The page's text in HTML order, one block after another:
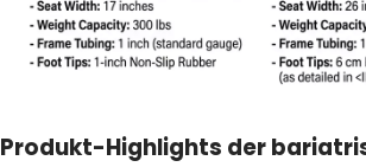
Produkt-Highlights der